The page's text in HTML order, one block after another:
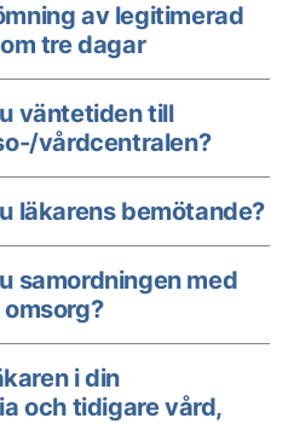
av legitimerad
tre dagar
väntetiden till
vårdcentralen?
läkarens bemötande?
samordningen med
i din
och tidigare vård,